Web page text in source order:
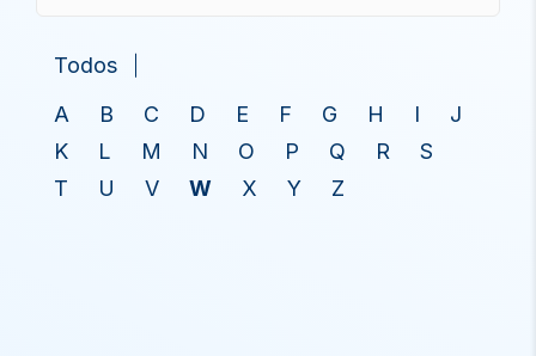
Todos
A
B C D E F G H I
J
K
L M N O P Q R
S
T
U V W X Y Z